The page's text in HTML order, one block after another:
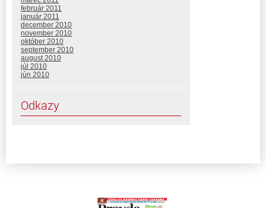
február 2011
január 2011
december 2010
november 2010
október 2010
september 2010
august 2010
júl 2010
jún 2010
Odkazy